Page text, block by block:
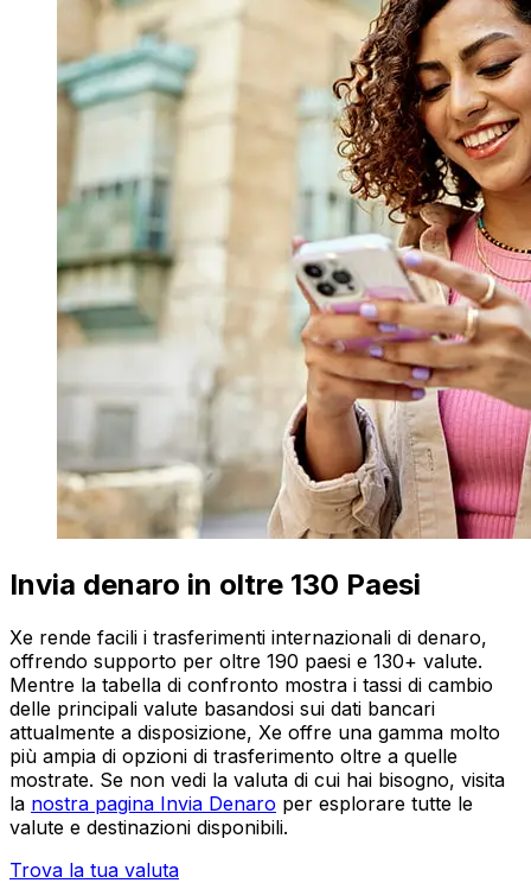
Invia denaro in oltre 130 Paesi
Xe rende facili i trasferimenti internazionali di denaro,
offrendo supporto per oltre 190 paesi e 130+ valute.
Mentre la tabella di confronto mostra i tassi di cambio
delle principali valute basandosi sui dati bancari
attualmente a disposizione, Xe offre una gamma molto
più ampia di opzioni di trasferimento oltre a quelle
mostrate. Se non vedi la valuta di cui hai bisogno, visita
la nostra pagina Invia Denaro per esplorare tutte le
valute e destinazioni disponibili.
Trova la tua valuta